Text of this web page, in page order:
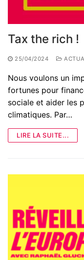
Tax the rich !
25/04/2024
Nous voulons un
fortunes pour
sociale et aider les
climatiques. Par…
LIRE LA SUITE...